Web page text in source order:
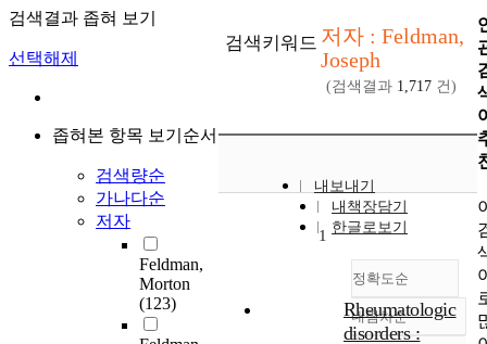
검색결과 좁혀 보기
선택해제
좁혀본 항목 보기순서
검색량순
가나다순
저자
Feldman,
Morton
(123)
검색키워드 저자 : Feldman,
Joseph
(검색결과 1,717 건)
내보내기
내책장담기
한글로보기
정확도순
정확도
내림차순
1
Rheumatologic
disorders :